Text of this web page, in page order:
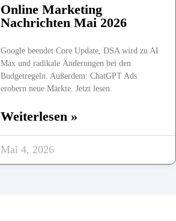
Online Marketing
Nachrichten Mai 2026
Google beendet Core Update, DSA wird zu AI
Max und radikale Änderungen bei den
Budgetregeln. Außerdem: ChatGPT Ads
erobern neue Märkte. Jetzt lesen.
Weiterlesen »
Mai 4, 2026